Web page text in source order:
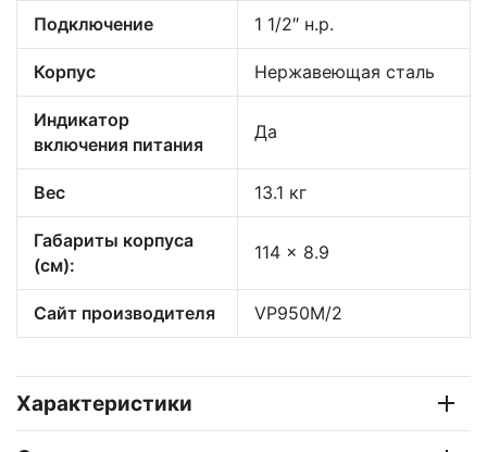
Подключение 1 1/2″ н.р.
Корпус Нержавеющая сталь
Индикатор
включения питания
Да
Вес 13.1 кг
Габариты корпуса
(см):
114 x 8.9
Сайт производителя VP950M/2
Характеристики